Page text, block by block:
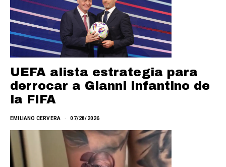
UEFA alista estrategia para
derrocar a Gianni Infantino de
la FIFA
EMILIANO CERVERA 07/28/2026